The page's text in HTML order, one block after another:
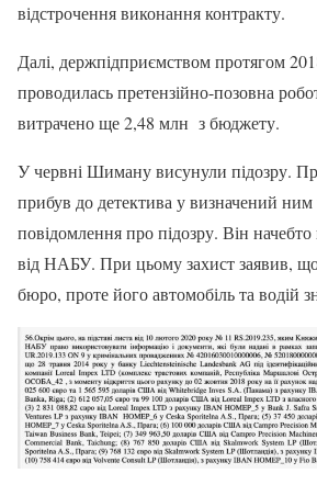
відстрочення виконання контракту.
Далі, держпідприємством протягом
проводилась претензійно-позовна
витрачено ще 2,48 млн з бюджету.
У червні Шиману висунули підозру.
прибув до детектива у визначений
повідомлення про підозру. Він начебто
від НАБУ. При цьому захист заявив,
бюро, проте його автомобіль та водій